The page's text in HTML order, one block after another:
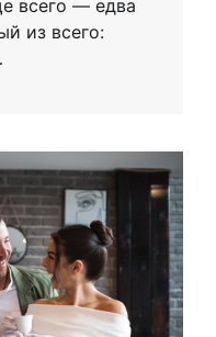
всего — едва
из всего: